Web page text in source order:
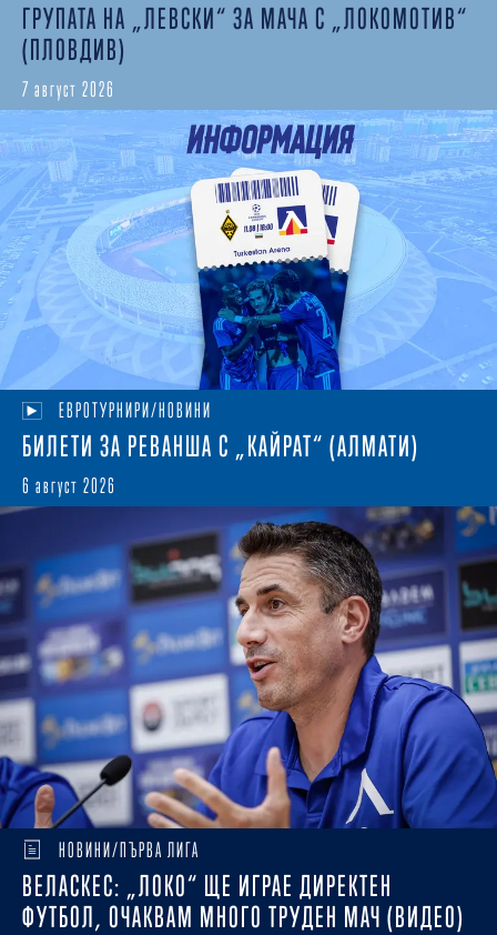
ГРУПАТА НА „ЛЕВСКИ“ ЗА МАЧА С „ЛОКОМОТИВ“
(ПЛОВДИВ)
7 август 2026
ЕВРОТУРНИРИ/НОВИНИ
БИЛЕТИ ЗА РЕВАНША С „КАЙРАТ“ (АЛМАТИ)
6 август 2026
НОВИНИ/ПЪРВА ЛИГА
ВЕЛАСКЕС: „ЛОКО“ ЩЕ ИГРАЕ ДИРЕКТЕН
ФУТБОЛ, ОЧАКВАМ МНОГО ТРУДЕН МАЧ (ВИДЕО)